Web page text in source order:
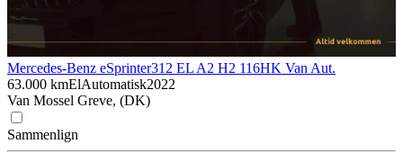
Mercedes-Benz eSprinter312 EL A2 H2 116HK Van Aut.
63.000 kmElAutomatisk2022
Van Mossel Greve, (DK)
Sammenlign